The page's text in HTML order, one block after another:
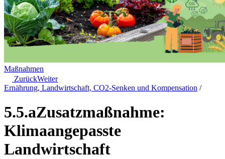
Maßnahmen
ZurückWeiter
Ernährung, Landwirtschaft, CO2-Senken und Kompensation /
5.5.aZusatzmaßnahme:
Klimaangepasste
Landwirtschaft